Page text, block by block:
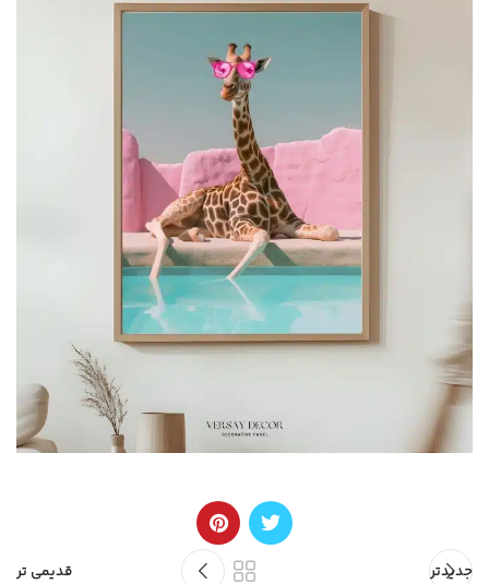
جدیدتر قدیمی تر